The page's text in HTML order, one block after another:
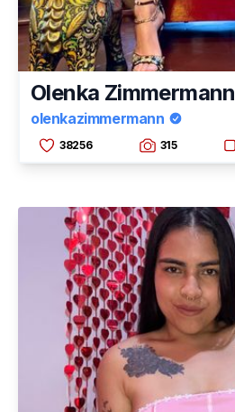
Olenka Zimmermann
olenkazimmermann
38256 315